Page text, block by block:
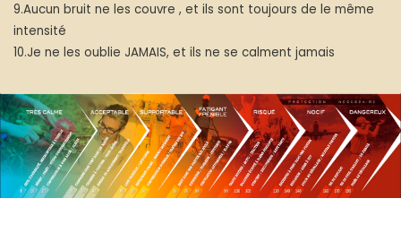
9.Aucun bruit ne les couvre , et ils sont toujours de le même
intensité
10.Je ne les oublie JAMAIS, et ils ne se calment jamais